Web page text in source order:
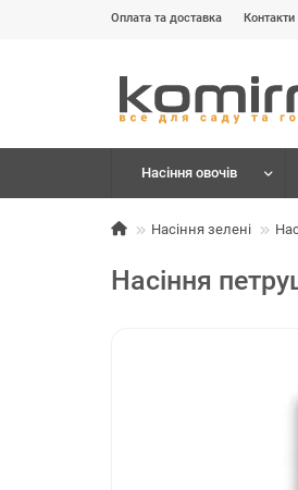
Оплата та доставка Контакти
Насіння овочів
Насіння зелені
Насіння